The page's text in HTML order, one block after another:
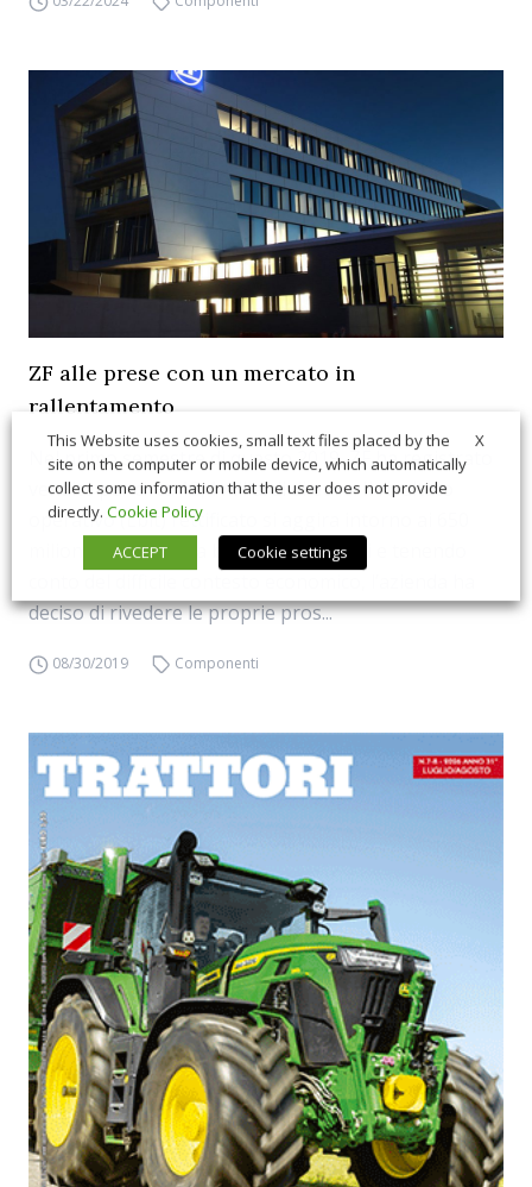
ZF alle prese con un mercato in
rallentamento
Nel primo semestre di questo 2019, ZF ha registrato
vendite per circa 18,4 miliardi di euro. Il risultato
operativo (Ebit) rettificato si aggira intorno ai 650
milioni di euro. Sulla base di questi dati e tenendo
deciso di rivedere le proprie pros...
08/30/2019 Componenti
X
This Website uses cookies, small text files placed by the
site on the computer or mobile device, which automatically
collect some information that the user does not provide
directly. Cookie Policy
ACCEPT
Cookie settings